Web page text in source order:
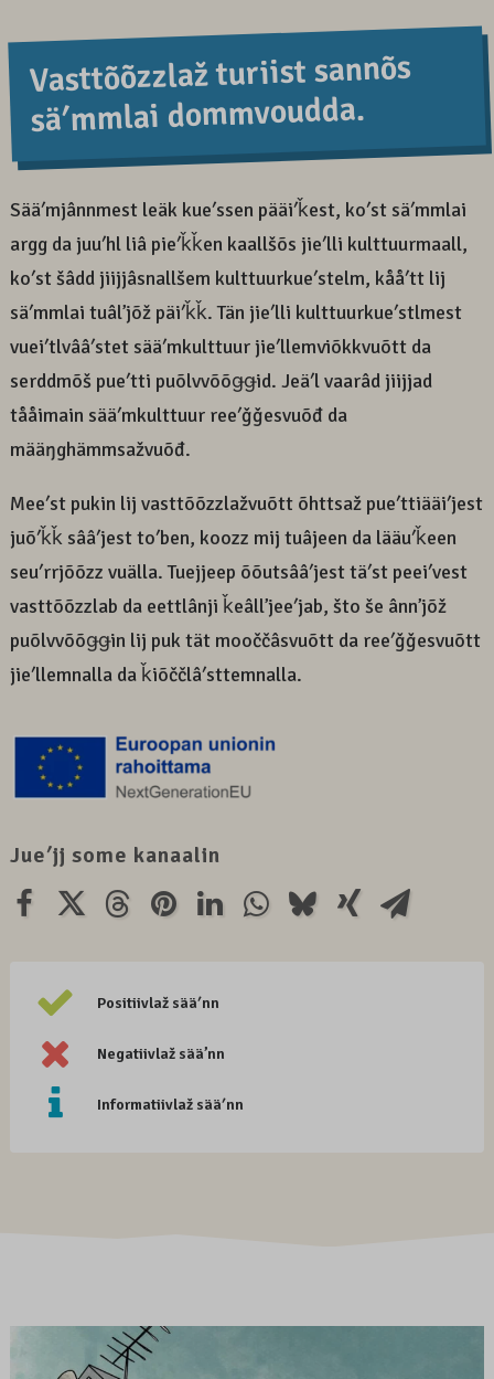
Vasttõõzzlaž turiist sannõs
säʹmmlai dommvoudda.
Sääʹmjânnmest leäk kueʹssen pääiʹǩest, koʹst säʹmmlai
argg da juuʹhl liâ pieʹǩǩen kaallšõs jieʹlli kulttuurmaall,
koʹst šâdd jiijjâsnallšem kulttuurkueʹstelm, kååʹtt lij
säʹmmlai tuâlʼjõž päiʹǩǩ. Tän jieʹlli kulttuurkueʹstlmest
vueiʹtlvââʹstet sääʹmkulttuur jieʹllemviõkkvuõtt da
serddmõš pueʹtti puõlvvõõǥǥid. Jeäʹl vaarâd jiijjad
tååimain sääʹmkulttuur reeʹǧǧesvuõđ da
määŋghämmsažvuõđ.
Meeʹst pukin lij vasttõõzzlažvuõtt õhttsaž pueʹttiääiʹjest
juõʹǩǩ sââʹjest toʹben, koozz mij tuâjeen da lääuʹǩeen
seuʹrrjõõzz vuälla. Tuejjeep õõutsââʹjest täʹst peeiʹvest
vasttõõzzlab da eettlânji ǩeâllʼjeeʹjab, što še ânnʼjõž
puõlvvõõǥǥin lij puk tät mooččâsvuõtt da reeʹǧǧesvuõtt
jieʹllemnalla da ǩiõččlâʹsttemnalla.
Jueʹjj some kanaalin
Positiivlaž sääʹnn
Negatiivlaž sää’nn
Informatiivlaž sääʹnn